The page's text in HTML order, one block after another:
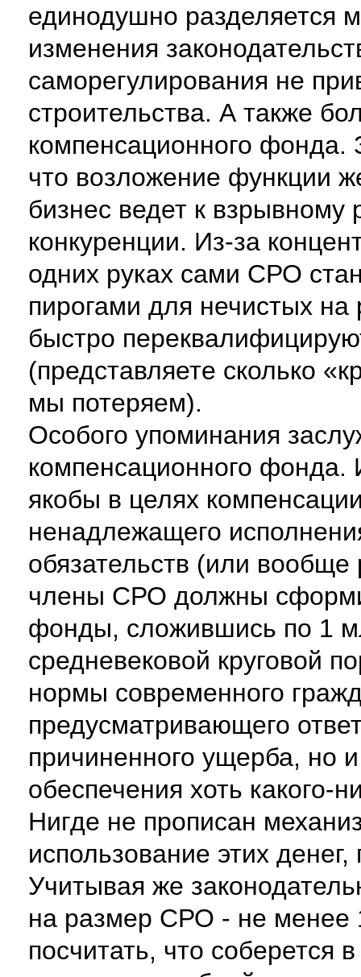
единодушно разделяется
изменения
саморегулирования не
строительства. А также
компенсационного фонда.
что возложение функции
бизнес ведет к взрывному
конкуренции. Из-за
одних руках сами СРО
пирогами для нечистых на
быстро
(представляете сколько
мы потеряем).
Особого упоминания
компенсационного фонда.
якобы в целях
ненадлежащего
обязательств (или
члены СРО должны
фонды, сложившись по 1
средневековой круговой
нормы современного
предусматривающего
причиненного ущерба, но
обеспечения хоть какого-
Нигде не прописан
использование этих
Учитывая же
на размер СРО - не менее
посчитать, что соберется